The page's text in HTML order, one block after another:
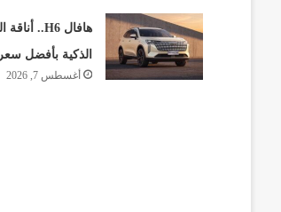
الذكية بأفضل سعر
أغسطس 7, 2026